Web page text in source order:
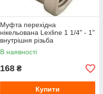
Муфта перехідна
нікельована Lexline 1 1/4" - 1"
внутрішня різьба
В наявності
168 ₴
Купити